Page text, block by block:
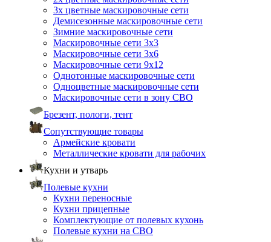
3х цветные маскировочные сети
Демисезонные маскировочные сети
Зимние маскировочные сети
Маскировочные сети 3х3
Маскировочные сети 3х6
Маскировочные сети 9х12
Однотонные маскировочные сети
Одноцветные маскировочные сети
Маскировочные сети в зону СВО
Брезент, пологи, тент
Сопутствующие товары
Армейские кровати
Металлические кровати для рабочих
Кухни и утварь
Полевые кухни
Кухни переносные
Кухни прицепные
Комплектующие от полевых кухонь
Полевые кухни на СВО